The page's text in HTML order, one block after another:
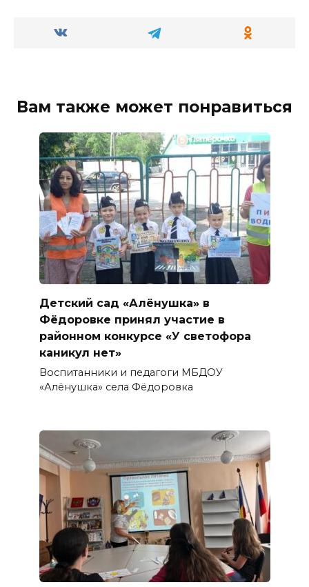
Вам также может понравиться
Детский сад «Алёнушка» в
Фёдоровке принял участие в
районном конкурсе «У светофора
каникул нет»
Воспитанники и педагоги МБДОУ
«Алёнушка» села Фёдоровка